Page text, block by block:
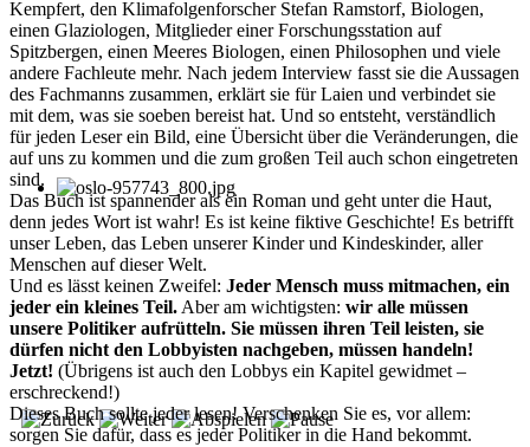
Kempfert, den Klimafolgenforscher Stefan Ramstorf, Biologen,
einen Glaziologen, Mitglieder einer Forschungsstation auf
Spitzbergen, einen Meeres Biologen, einen Philosophen und viele
andere Fachleute mehr. Nach jedem Interview fasst sie die Aussagen
des Fachmanns zusammen, erklärt sie für Laien und verbindet sie
mit dem, was sie soeben bereist hat. Und so entsteht, verständlich
für jeden Leser ein Bild, eine Übersicht über die Veränderungen, die
auf uns zu kommen und die zum großen Teil auch schon eingetreten
sind.
Das Buch ist spannender als ein Roman und geht unter die Haut,
denn jedes Wort ist wahr! Es ist keine fiktive Geschichte! Es betrifft
unser Leben, das Leben unserer Kinder und Kindeskinder, aller
Menschen auf dieser Welt.
Und es lässt keinen Zweifel: Jeder Mensch muss mitmachen, ein
jeder ein kleines Teil.Aber am wichtigsten: wir alle müssen
unsere Politiker aufrütteln. Sie müssen ihren Teil leisten, sie
dürfen nicht den Lobbyisten nachgeben, müssen handeln!
Jetzt! (Übrigens ist auch den Lobbys ein Kapitel gewidmet –
erschreckend!)
Dieses Buch sollte jeder lesen! Verschenken Sie es, vor allem:
sorgen Sie dafür, dass es jeder Politiker in die Hand bekommt.